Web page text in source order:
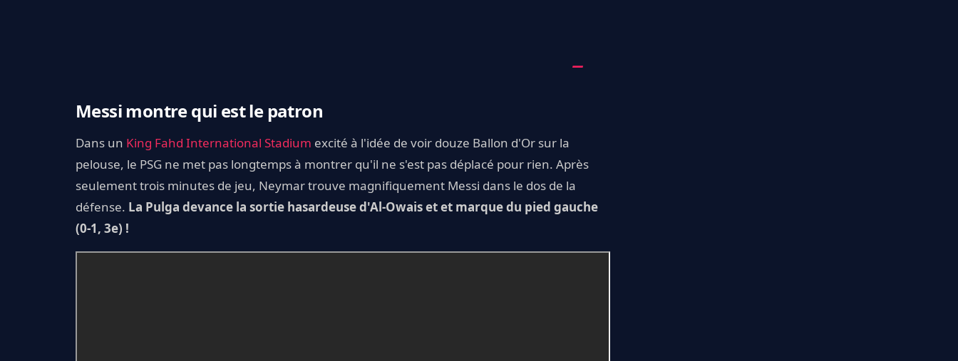
Messi montre qui est le patron
Dans un King Fahd International Stadium excité à l'idée de voir douze Ballon d'Or sur la
pelouse, le PSG ne met pas longtemps à montrer qu'il ne s'est pas déplacé pour rien. Après
seulement trois minutes de jeu, Neymar trouve magnifiquement Messi dans le dos de la
défense. La Pulga devance la sortie hasardeuse d'Al-Owais et et marque du pied gauche
(0-1, 3e) !